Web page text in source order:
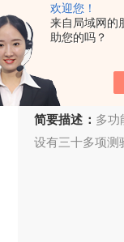
欢迎您！
来自局域网的
助您的吗？
多功能生
简要描述： 多功
设有三十多项测